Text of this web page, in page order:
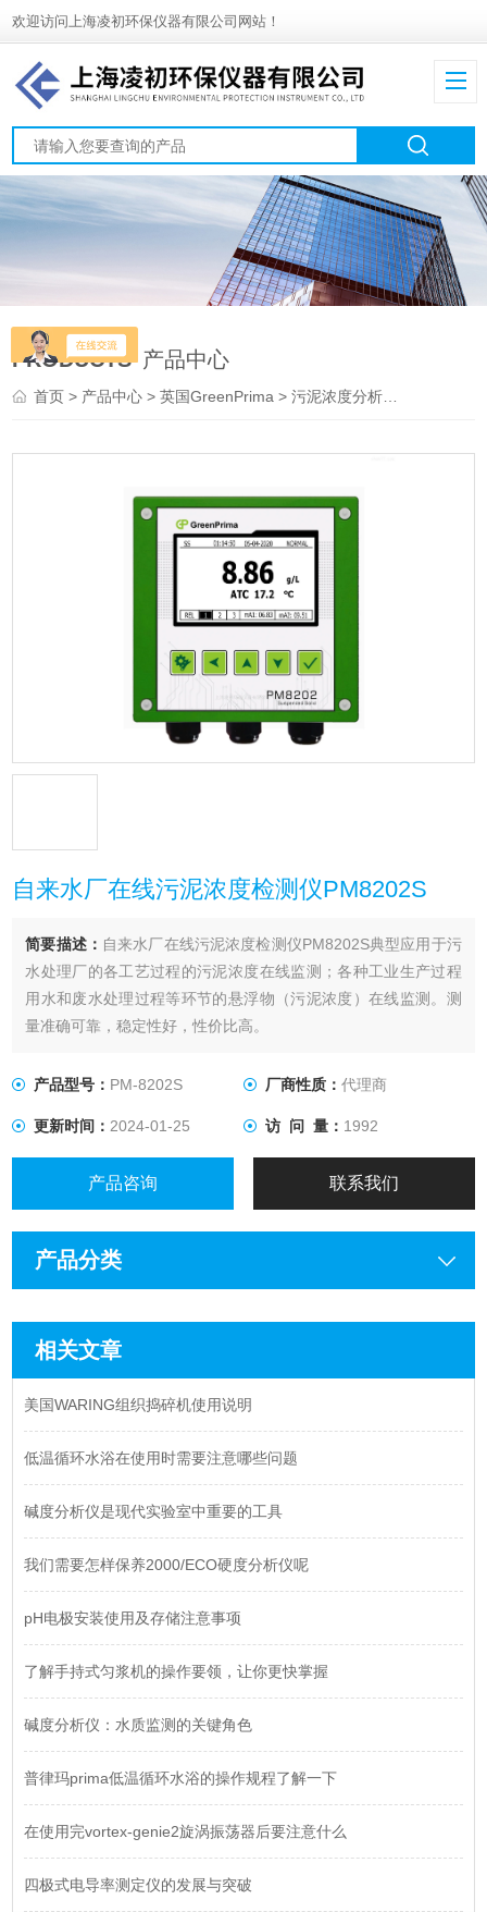
欢迎访问上海凌初环保仪器有限公司网站！
PRODUCTS 产品中心
首页> 产品中心 >英国GreenPrima >污泥浓度分析仪
自来水厂在线污泥浓度检测仪PM8202S
简要描述： 自来水厂在线污泥浓度检测仪PM8202S典型应用于污
水处理厂的各工艺过程的污泥浓度在线监测；各种工业生产过程
用水和废水处理过程等环节的悬浮物（污泥浓度）在线监测。测
量准确可靠，稳定性好，性价比高。
产品型号： PM-8202S 厂商性质： 代理商
更新时间：2024-01-25 访 问 量： 1992
产品咨询 联系我们
产品分类
相关文章
美国WARING组织捣碎机使用说明
低温循环水浴在使用时需要注意哪些问题
碱度分析仪是现代实验室中重要的工具
我们需要怎样保养2000/ECO硬度分析仪呢
pH电极安装使用及存储注意事项
了解手持式匀浆机的操作要领，让你更快掌握
碱度分析仪：水质监测的关键角色
普律玛prima低温循环水浴的操作规程了解一下
在使用完vortex-genie2旋涡振荡器后要注意什么
四极式电导率测定仪的发展与突破